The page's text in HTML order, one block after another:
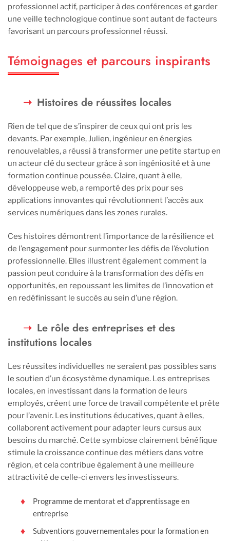
professionnel actif, participer à des conférences et garder
une veille technologique continue sont autant de facteurs
favorisant un parcours professionnel réussi.
Témoignages et parcours inspirants
Histoires de réussites locales
Rien de tel que de s’inspirer de ceux qui ont pris les
devants. Par exemple, Julien, ingénieur en énergies
renouvelables, a réussi à transformer une petite startup en
un acteur clé du secteur grâce à son ingéniosité et à une
formation continue poussée. Claire, quant à elle,
développeuse web, a remporté des prix pour ses
applications innovantes qui révolutionnent l’accès aux
services numériques dans les zones rurales.
Ces histoires démontrent l’importance de la résilience et
de l’engagement pour surmonter les défis de l’évolution
professionnelle. Elles illustrent également comment la
passion peut conduire à la transformation des défis en
opportunités, en repoussant les limites de l’innovation et
en redéfinissant le succès au sein d’une région.
Le rôle des entreprises et des
institutions locales
Les réussites individuelles ne seraient pas possibles sans
le soutien d’un écosystème dynamique. Les entreprises
locales, en investissant dans la formation de leurs
employés, créent une force de travail compétente et prête
pour l’avenir. Les institutions éducatives, quant à elles,
collaborent activement pour adapter leurs cursus aux
besoins du marché. Cette symbiose clairement bénéfique
stimule la croissance continue des métiers dans votre
région, et cela contribue également à une meilleure
attractivité de celle-ci envers les investisseurs.
Programme de mentorat et d’apprentissage en
entreprise
Subventions gouvernementales pour la formation en